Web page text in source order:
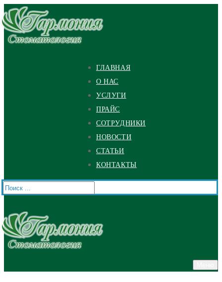
Перейти
к
содержимому
Меню
Закрыть
ГЛАВНАЯ
О НАС
УСЛУГИ
ПРАЙС
СОТРУДНИКИ
НОВОСТИ
СТАТЬИ
КОНТАКТЫ
Найти: